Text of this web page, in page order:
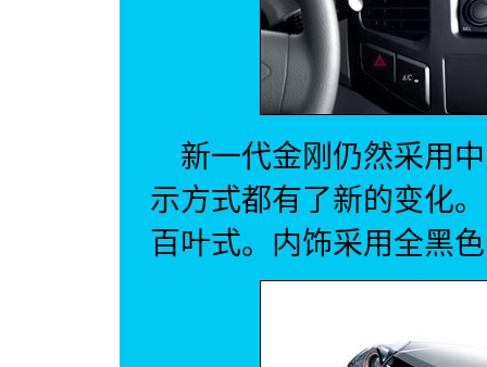
新一代金刚仍然采用
示方式都有了新的变化
百叶式。内饰采用全黑